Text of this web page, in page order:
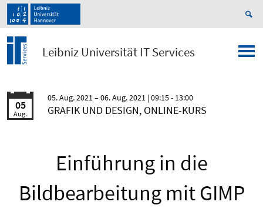
Leibniz Universität IT Services
05
Aug.
05. Aug. 2021 06. Aug. 2021 | 09:15 - 13:00
GRAFIK UND DESIGN, ONLINE-KURS
Einführung in die
Bildbearbeitung mit GIMP